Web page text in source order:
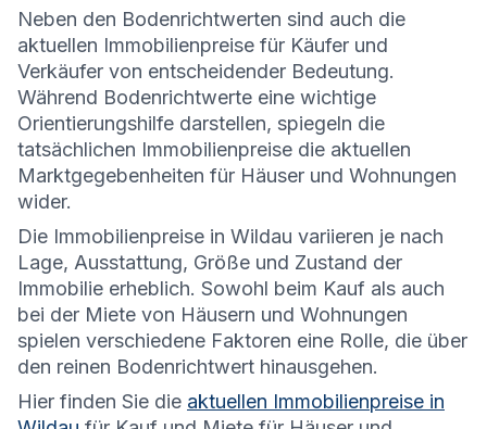
Neben den Bodenrichtwerten sind auch die
aktuellen Immobilienpreise für Käufer und
Verkäufer von entscheidender Bedeutung.
Während Bodenrichtwerte eine wichtige
Orientierungshilfe darstellen, spiegeln die
tatsächlichen Immobilienpreise die aktuellen
Marktgegebenheiten für Häuser und Wohnungen
wider.
Die Immobilienpreise in Wildau variieren je nach
Lage, Ausstattung, Größe und Zustand der
Immobilie erheblich. Sowohl beim Kauf als auch
bei der Miete von Häusern und Wohnungen
spielen verschiedene Faktoren eine Rolle, die über
den reinen Bodenrichtwert hinausgehen.
Hier finden Sie die aktuellen Immobilienpreise in